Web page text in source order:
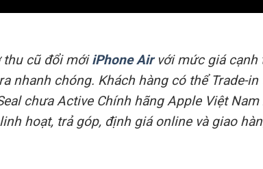
thu cũ đổi mớiiPhone Airvới mức giá cạnh
nhanh chóng. Khách hàng có thể Trade-
chưa Active Chính hãng Apple Việt
hoạt, trả góp, định giá online và giao